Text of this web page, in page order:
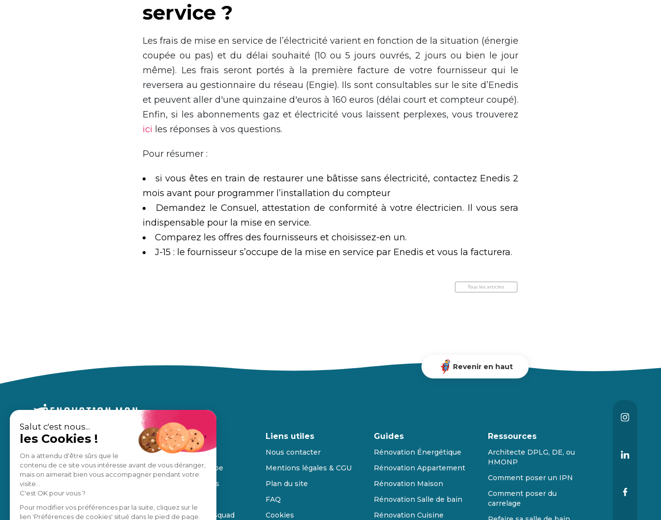
Salut c'est nous...
les Cookies !
On a attendu d'être sûrs que le
contenu de ce site vous intéresse avant de vous déranger,
mais on aimerait bien vous accompagner pendant votre
visite...
C'est OK pour vous ?
Pour modifier vos préférences par la suite, cliquez sur le
lien 'Préférences de cookies' situé dans le pied de page.
service ?
Les frais de mise en service de l’électricité varient en fonction de la situation (énergie
coupée ou pas) et du délai souhaité (10 ou 5 jours ouvrés, 2 jours ou bien le jour
même). Les frais seront portés à la première facture de votre fournisseur qui le
reversera au gestionnaire du réseau (Engie). Ils sont consultables sur le site d’Enedis
et peuvent aller d'une quinzaine d'euros à 160 euros (délai court et compteur coupé).
Enfin, si les abonnements gaz et électricité vous laissent perplexes, vous trouverez
ici les réponses à vos questions.
Pour résumer :
si vous êtes en train de restaurer une bâtisse sans électricité, contactez Enedis 2
mois avant pour programmer l’installation du compteur
Demandez le Consuel, attestation de conformité à votre électricien. Il vous sera
indispensable pour la mise en service.
Comparez les offres des fournisseurs et choisissez-en un.
J-15 : le fournisseur s’occupe de la mise en service par Enedis et vous la facturera.
Tous les articles
Revenir en haut
Un accompagnement sur mesure,
pour des travaux en toute sérénité.
Estimation gratuite
À propos
Nos avis
Notre équipe
Nos régions
Blog de la Squad
Liens utiles
Nous contacter
Mentions légales & CGU
Plan du site
FAQ
Cookies
Guides
Rénovation Énergétique
Rénovation Appartement
Rénovation Maison
Rénovation Salle de bain
Rénovation Cuisine
Ressources
Architecte DPLG, DE, ou
HMONP
Comment poser un IPN
Comment poser du
carrelage